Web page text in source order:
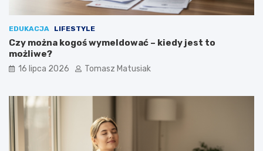
EDUKACJA LIFESTYLE
Czy można kogoś wymeldować – kiedy jest to
możliwe?
16 lipca 2026 Tomasz Matusiak